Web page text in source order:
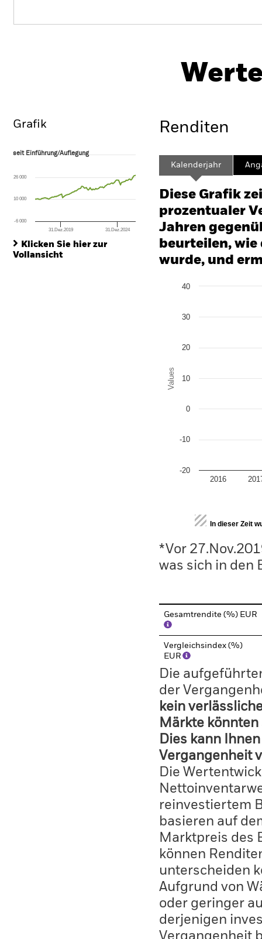
Grafik
seit Einführung/Auflegung
The chart has 1 X axis displaying Time. Range: 2017-10-01 00:00:00 to
The chart has 1 Y axis displaying values. Range: -160 to 320.
seit Einführung/Auflegung
31.Dez.2019 31.Dez.2024
-6 000
10 000
26 000
Klicken Sie hier zur
Vollansicht
Renditen
Kalenderjahr
Diese Grafik
prozentualer
Jahren
beurteilen,
wurde, und
Bar chart with 2 data
Values
2016
-20
-10
0
10
20
30
40
End of interactive chart.
In dieser Zeit
*Vor
was sich in den
Gesamtrendite (%) EUR
Vergleichsindex (%)
EUR
Die
der
kein
Märkte
Dies kann
Vergangenheit
Die
reinvestiertem
basieren auf
Marktpreis des
können
unterscheiden
Aufgrund von
oder geringer
derjenigen